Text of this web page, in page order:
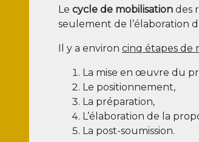
Le cycle de mobi­li­sa­tion des
seule­ment de l’élaboration
Il y a envi­ron cinq étapes de
La mise en œuvre du
Le posi­tion­ne­ment,
La pré­pa­ra­tion,
L’élaboration de la
La post-sou­mis­sion.